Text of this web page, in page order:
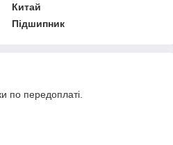
Китай
Підшипник
по передоплаті.